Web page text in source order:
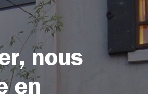
nous
en